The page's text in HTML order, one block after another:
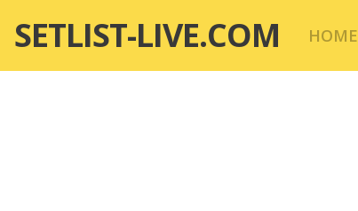
テ
SETLIST-LIVE.COM HOME